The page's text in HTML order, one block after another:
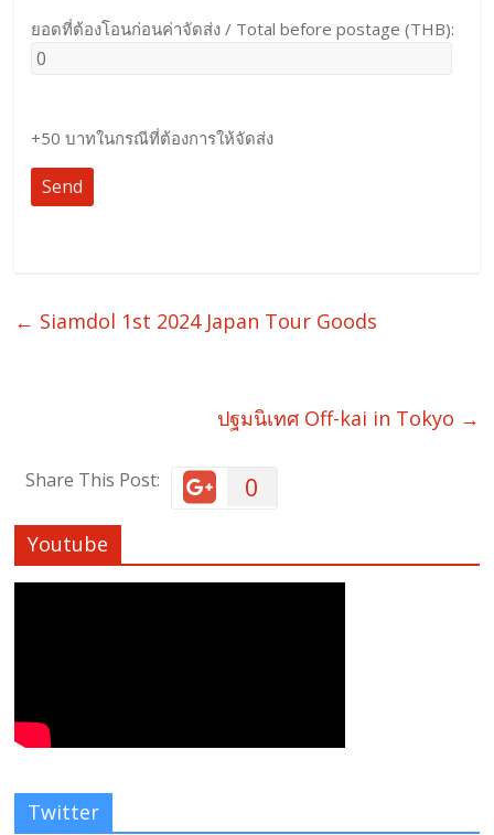
ยอดที่ต้องโอนก่อนค่าจัดส่ง / Total before postage (THB):
+50 บาทในกรณีที่ต้องการให้จัดส่ง
← Siamdol 1st 2024 Japan Tour Goods
ปฐมนิเทศ​ Off-kai in Tokyo →
Share This Post: 0
Youtube
Twitter